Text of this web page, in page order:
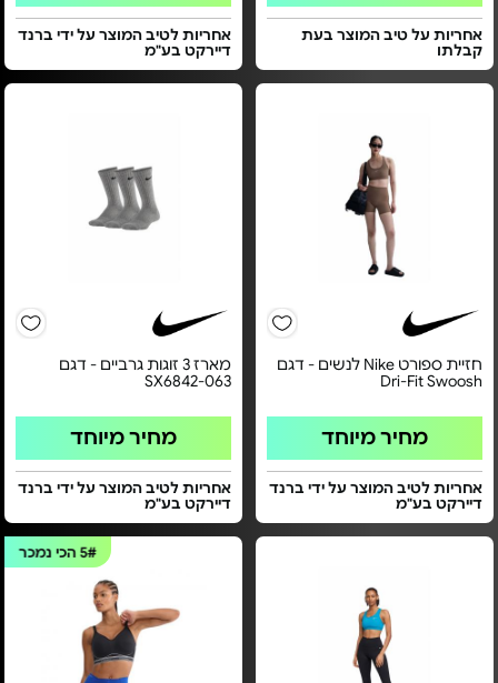
אחריות על טיב המוצר בעת
קבלתו
אחריות לטיב המוצר על ידי ברנד
דיירקט בע"מ
חזיית ספורט Nike לנשים - דגם
Dri-Fit Swoosh
מחיר מיוחד
אחריות לטיב המוצר על ידי ברנד
דיירקט בע"מ
מארז 3 זוגות גרביים - דגם
SX6842-063
מחיר מיוחד
אחריות לטיב המוצר על ידי ברנד
דיירקט בע"מ
5#הכי נמכר